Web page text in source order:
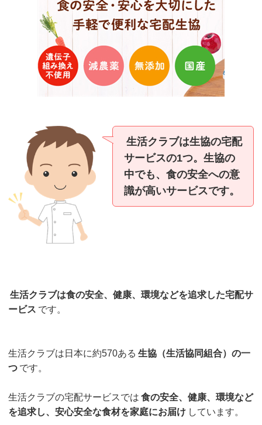
生活クラブは生協の宅配
サービスの1つ。生協の
中でも、食の安全への意
識が高いサービスです。
生活クラブは食の安全、健康、環境などを追求した宅配サ
ービス です。
生活クラブは日本に約570ある 生協（生活協同組合）の一
つ です。
生活クラブの宅配サービスでは 食の安全、健康、環境など
を追求し、安心安全な食材を家庭にお届け しています。